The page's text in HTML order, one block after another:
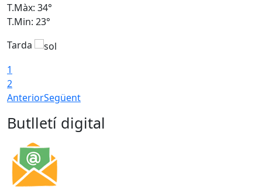
T.Màx: 34°
T.Min: 23°
Tarda
1
2
AnteriorSegüent
Butlletí digital